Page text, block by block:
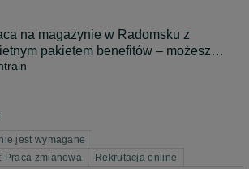
na magazynie w Radomsku z
pakietem benefitów – możesz
do 6000 zł brutto na miesiąc!
jest wymagane
Praca zmianowa
Rekrutacja online